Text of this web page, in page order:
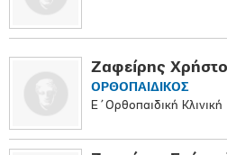
Ζαφείρης
ΟΡΘΟΠAIΔΙΚΟΣ
Ε΄Ορθοπαιδική Κλινική